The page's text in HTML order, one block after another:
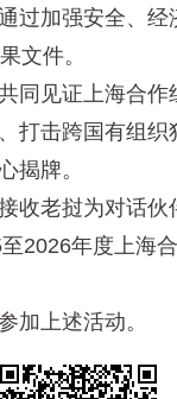
过加强安全、经
文件。
见证上海合作
打击跨国有组织
揭牌。
老挝为对话伙
2026年度上海
上述活动。